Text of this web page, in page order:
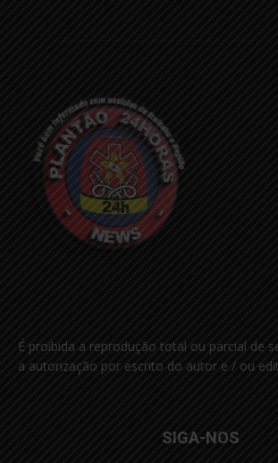
É proibida a reprodução total ou parcial de
a autorização por escrito do autor e / ou
SIGA-NOS